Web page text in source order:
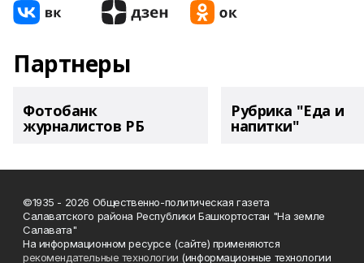
Партнеры
Фотобанк
журналистов РБ
Рубрика "Еда и
напитки"
©1935 - 2026 Общественно-политическая газета
Салаватского района Республики Башкортостан "На земле
Салавата"
На информационном ресурсе (сайте) применяются
рекомендательные технологии (информационные технологии